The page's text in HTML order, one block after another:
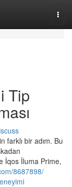
Tip
farklı bir adım. Bu
İqos İluma Prime,
8687898/